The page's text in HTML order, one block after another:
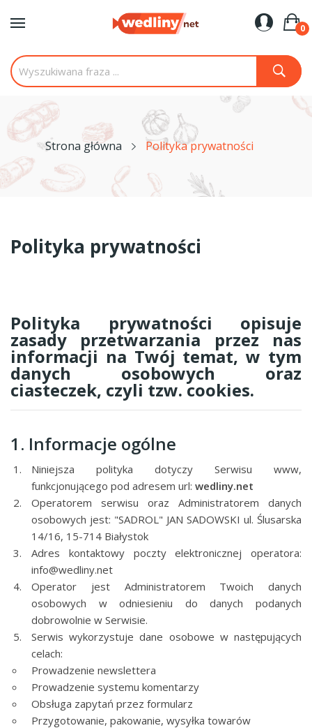
0
Strona główna Polityka prywatności
Polityka prywatności
Polityka prywatności opisuje
zasady przetwarzania przez nas
informacji na Twój temat, w tym
danych osobowych oraz
ciasteczek, czyli tzw. cookies.
1. Informacje ogólne
Niniejsza polityka dotyczy Serwisu www,
funkcjonującego pod adresem url: wedliny.net
Operatorem serwisu oraz Administratorem danych
osobowych jest: "SADROL" JAN SADOWSKI ul. Ślusarska
14/16, 15-714 Białystok
Adres kontaktowy poczty elektronicznej operatora:
info@wedliny.net
Operator jest Administratorem Twoich danych
osobowych w odniesieniu do danych podanych
dobrowolnie w Serwisie.
Serwis wykorzystuje dane osobowe w następujących
celach:
Prowadzenie newslettera
Prowadzenie systemu komentarzy
Obsługa zapytań przez formularz
Przygotowanie, pakowanie, wysyłka towarów